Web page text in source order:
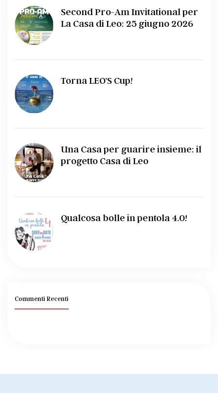
Second Pro-Am Invitational per
La Casa di Leo: 25 giugno 2026
Torna LEO’S Cup!
Una Casa per guarire insieme: il
progetto Casa di Leo
Qualcosa bolle in pentola 4.0!
Commenti Recenti